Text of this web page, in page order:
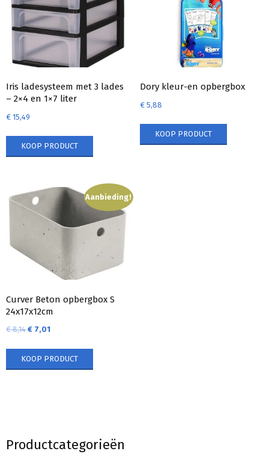
Iris ladesysteem met 3 lades
– 2×4 en 1×7 liter
€ 15,49
KOOP PRODUCT
Dory kleur-en opbergbox
€5,88
KOOP PRODUCT
Aanbieding!
Curver Beton opbergbox S
24x17x12cm
€8,14 € 7,01
KOOP PRODUCT
Productcategorieën